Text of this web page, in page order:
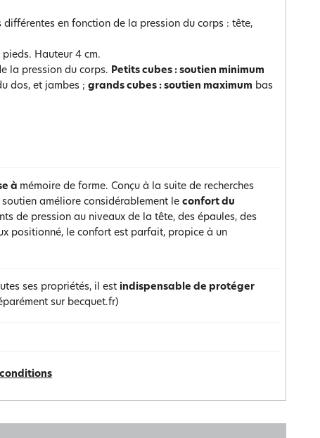
en fonction de la pression du corps : tête,
Hauteur 4 cm.
la pression du corps. Petits cubes : soutien minimum
dos, et jambes ; grands cubes : soutien maximum bas
à mémoire de forme. Conçu à la suite de recherches
améliore considérablement le confort du
de pression au niveaux de la tête, des épaules, des
positionné, le confort est parfait, propice à un
ses propriétés, il est indispensable de protéger
sur becquet.fr)